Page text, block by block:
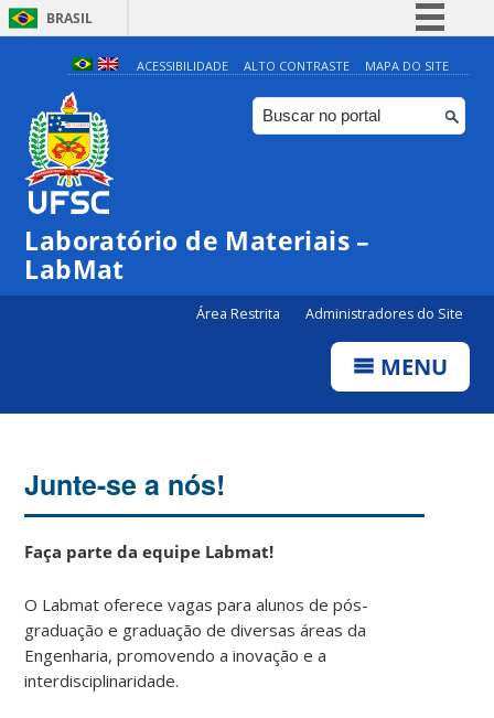
BRASIL
Simplifique!
Comunica BR
Participe
Canais
ACESSIBILIDADE ALTO CONTRASTE MAPA DO SITE
Laboratório de Materiais –
LabMat
Área Restrita Administradores do Site
MENU
Junte-se a nós!
Faça parte da equipe Labmat!
O Labmat oferece vagas para alunos de pós-
graduação e graduação de diversas áreas da
Engenharia, promovendo a inovação e a
interdisciplinaridade.